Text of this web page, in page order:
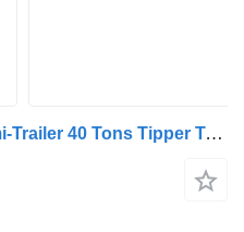
Crawler Type Dumping Semi-Trailer 40 Tons Tipper Truc